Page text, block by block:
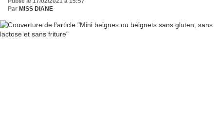
Par MISS DIANE